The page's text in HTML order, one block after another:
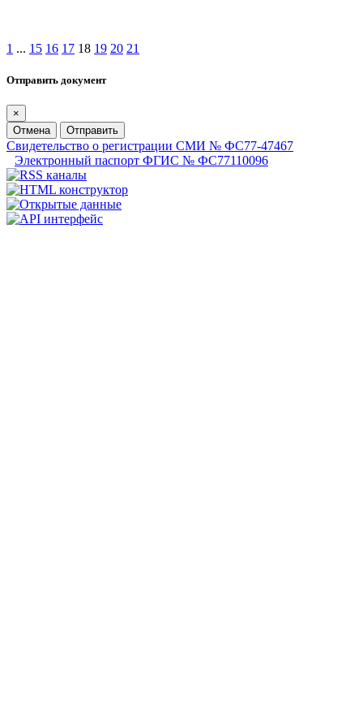
1 ... 15 16 17 18 19 20 21
Отправить документ
×
Отмена
Отправить
Свидетельство о регистрации СМИ № ФС77-47467
Электронный паспорт ФГИС № ФС77110096